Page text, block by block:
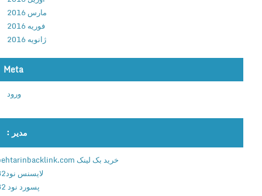
ز
ی
ب
ا
ی
ا
م
ش
ت
مارس 2016
فوریه 2016
ژانویه 2016
Meta
مدیر :
خرید بک لینک behtarinbacklink.com
لایسنس نود32
پسورد نود 32